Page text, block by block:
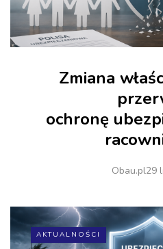
Zmiana
ochronę
Obau.pl29
AKTUALNOŚCI